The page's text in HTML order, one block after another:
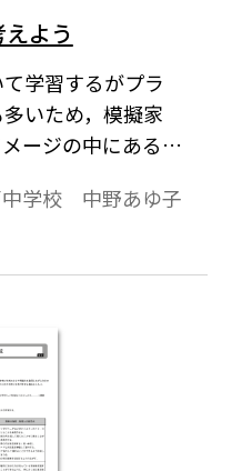
よう
学習するがプラ
いため，模擬家
ージの中にある家
。そのため，実習
人間関係を築く
生活においても
を身につけるこ
せたい。
中学校 中野あゆ子